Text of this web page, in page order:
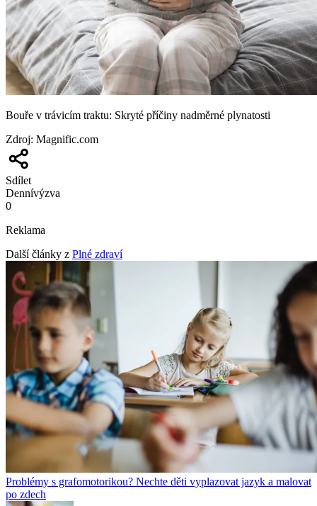
Bouře v trávicím traktu: Skryté příčiny nadměrné plynatosti
Zdroj: Magnific.com
Sdílet
Dennívýzva
0
Reklama
Další články z Plné zdraví
Problémy s grafomotorikou? Nechte děti vyplazovat jazyk a malovat
po zdech